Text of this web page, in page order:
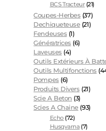
BCS Tracteur (21)
Coupes-Herbes (37)
Dechiqueteuse (21)
Fendeuses (1)
Génératrices (6)
Laveuses (4)
Outils Extérieurs À
Outils Multifonctions
Pompes (6)
Produits Divers (21)
Scie A Beton (3)
Scies A Chaine (93)
Echo (72)
Husqvarna (7)